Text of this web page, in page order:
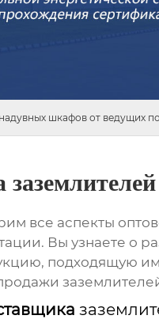
шкафов от ведущих
все аспекты
Вы узнаете о
подходящую